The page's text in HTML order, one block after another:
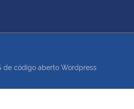
de código aberto Wordpress